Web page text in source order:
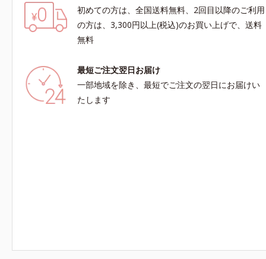
初めての方は、全国送料無料、2回目以降のご利用
の方は、3,300円以上(税込)のお買い上げで、送料
無料
最短ご注文翌日お届け
一部地域を除き、最短でご注文の翌日にお届けい
たします